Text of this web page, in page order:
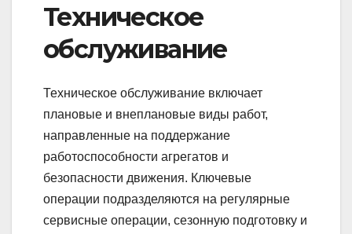
Техническое
обслуживание
Техническое обслуживание включает
плановые и внеплановые виды работ,
направленные на поддержание
работоспособности агрегатов и
безопасности движения. Ключевые
операции подразделяются на регулярные
сервисные операции, сезонную подготовку и